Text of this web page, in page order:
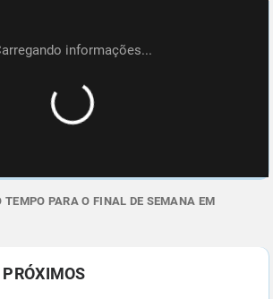
TEMPO PARA O FINAL DE SEMANA EM